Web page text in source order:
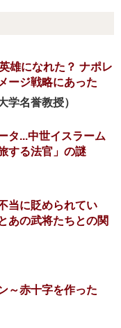
雄になれた？ ナポレ
ージ戦略にあった
学名誉教授）
タ...中世イスラーム
する法官」の謎
当に貶められてい
あの武将たちとの関
～赤十字を作った